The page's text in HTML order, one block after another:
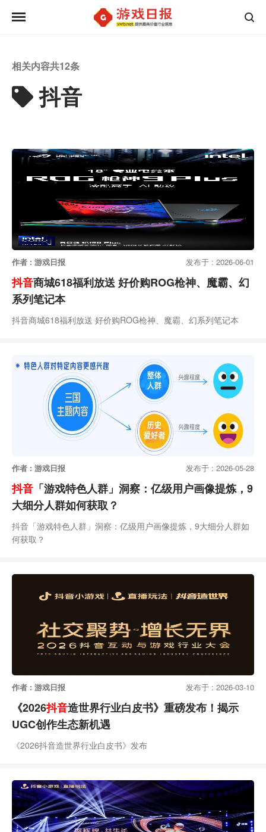
相关内容共12条
抖音
作者 : 游戏日报 发布于 : 2026-06-01
抖音商城618福利放送 好价购ROG枪神、魔霸、幻
系列笔记本
抖音商城618福利放送 好价购ROG枪神、魔霸、幻系列笔记本
作者 : 游戏日报 发布于 : 2026-05-28
抖音 「游戏特色人群」洞察：亿级用户画像提炼，9
大细分人群如何获取？
抖音「游戏特色人群」洞察：亿级用户画像提炼，9大细分人群如
何获取？
作者 : 游戏日报 发布于 : 2026-03-10
《2026抖音造世界行业白皮书》重磅发布！揭示
UGC创作生态新机遇
《2026抖音造世界行业白皮书》发布